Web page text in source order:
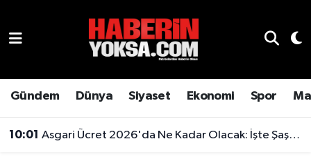
Gündem Dünya Siyaset Ekonomi Spor
10:01 Asgari Ücret 2026'da Ne Kadar Olacak: İşte Şaşırtan Rakam
Hava Durumu